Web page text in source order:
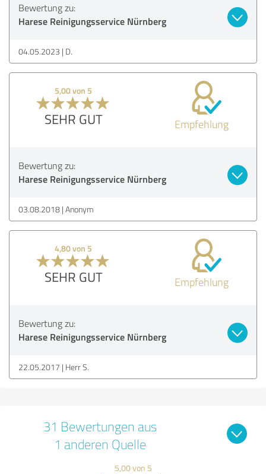
Bewertung zu:
Harese Reinigungsservice Nürnberg
04.05.2023 D.
5,00 von 5
SEHR GUT Empfehlung
Bewertung zu:
Harese Reinigungsservice Nürnberg
03.08.2018 Anonym
4,80 von 5
SEHR GUT Empfehlung
Bewertung zu:
Harese Reinigungsservice Nürnberg
22.05.2017 Herr S.
31 Bewertungen aus
1 anderen Quelle
5,00 von 5